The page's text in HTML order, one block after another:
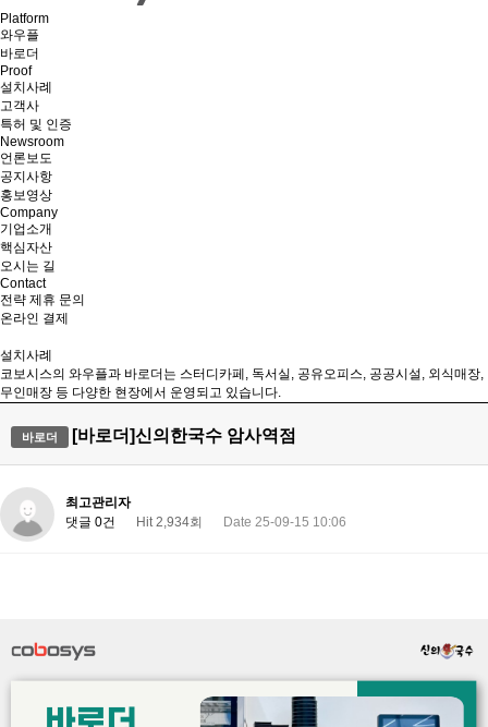
Platform
와우플
바로더
Proof
설치사례
고객사
특허 및 인증
Newsroom
언론보도
공지사항
홍보영상
Company
기업소개
핵심자산
오시는 길
Contact
전략 제휴 문의
온라인 결제
설치사례
코보시스의 와우플과 바로더는 스터디카페, 독서실, 공유오피스, 공공시설, 외식매장,
무인매장 등 다양한 현장에서 운영되고 있습니다.
바로더 [바로더]신의한국수 암사역점
최고관리자
댓글 0건
Hit 2,934회 Date 25-09-15 10:06